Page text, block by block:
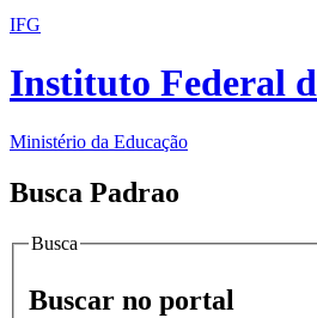
IFG
Instituto Federal
Ministério da Educação
Busca Padrao
Busca
Buscar no portal